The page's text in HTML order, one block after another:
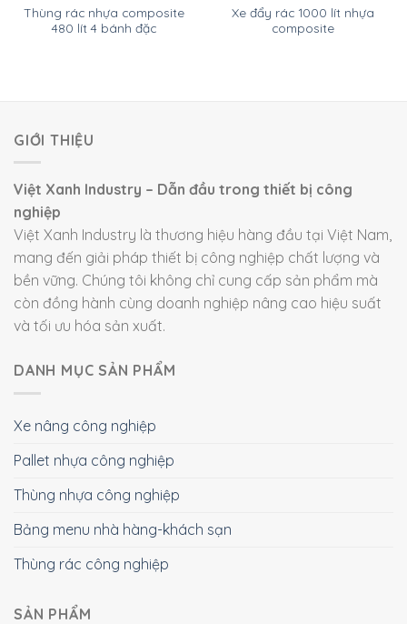
Thùng rác nhựa composite
480 lít 4 bánh đặc
Xe đẩy rác 1000 lít nhựa
composite
GIỚI THIỆU
Việt Xanh Industry – Dẫn đầu trong thiết bị công
nghiệp
Việt Xanh Industry là thương hiệu hàng đầu tại Việt Nam,
mang đến giải pháp thiết bị công nghiệp chất lượng và
bền vững. Chúng tôi không chỉ cung cấp sản phẩm mà
còn đồng hành cùng doanh nghiệp nâng cao hiệu suất
và tối ưu hóa sản xuất.
DANH MỤC SẢN PHẨM
Xe nâng công nghiệp
Pallet nhựa công nghiệp
Thùng nhựa công nghiệp
Bảng menu nhà hàng-khách sạn
Thùng rác công nghiệp
SẢN PHẨM